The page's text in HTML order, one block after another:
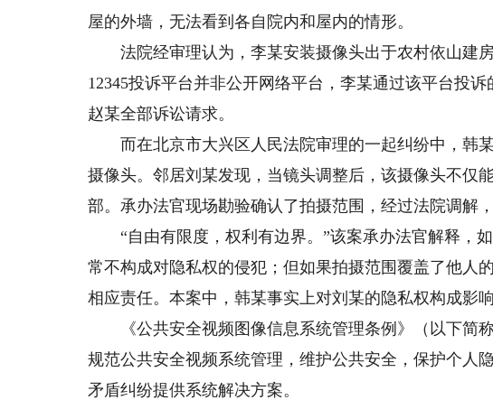
屋的外墙，无法看到各自院内和屋内的情形。
法院经审理认为，李某安装摄像头出于农村依山建房
12345投诉平台并非公开网络平台，李某通过该平台投
赵某全部诉讼请求。
而在北京市大兴区人民法院审理的一起纠纷中，韩
摄像头。邻居刘某发现，当镜头调整后，该摄像头不仅
部。承办法官现场勘验确认了拍摄范围，经过法院调解
“自由有限度，权利有边界。”该案承办法官解释，
常不构成对隐私权的侵犯；但如果拍摄范围覆盖了他人
相应责任。本案中，韩某事实上对刘某的隐私权构成影
《公共安全视频图像信息系统管理条例》（以下简称
规范公共安全视频系统管理，维护公共安全，保护个人
矛盾纠纷提供系统解决方案。